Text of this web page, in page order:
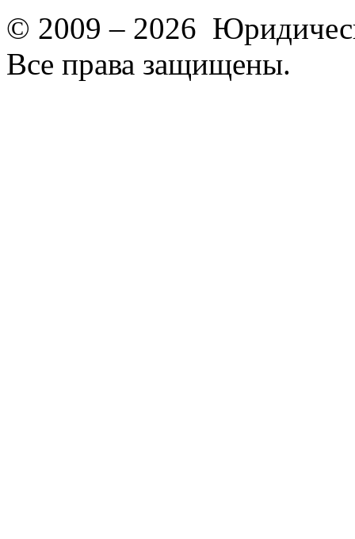
© 2009 – 2026
Все права защищены.